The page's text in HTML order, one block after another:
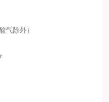
气除外）